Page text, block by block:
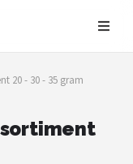
20 - 30 - 35 gram